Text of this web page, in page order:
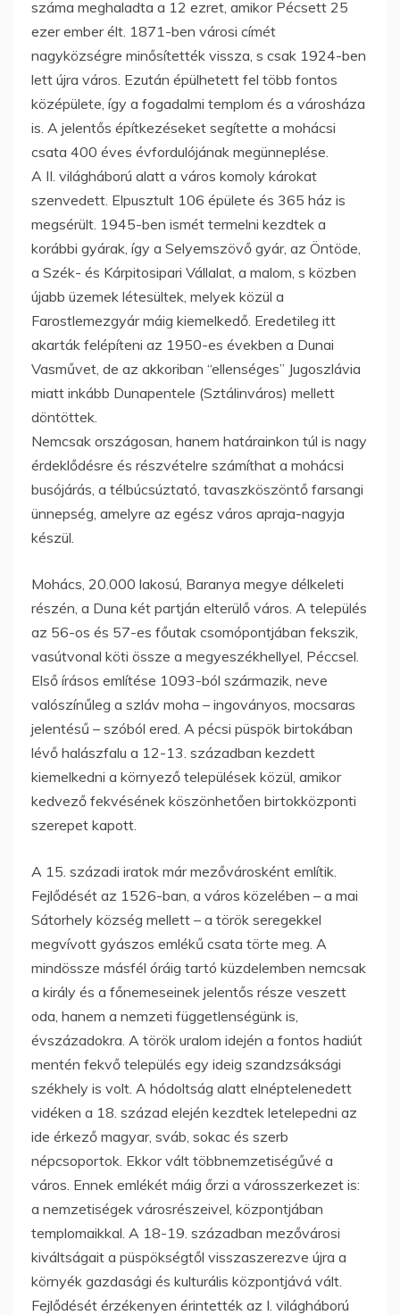
száma meghaladta a 12 ezret, amikor Pécsett 25
ezer ember élt. 1871-ben városi címét
nagyközségre minősítették vissza, s csak 1924-ben
lett újra város. Ezután épülhetett fel több fontos
középülete, így a fogadalmi templom és a városháza
is. A jelentős építkezéseket segítette a mohácsi
csata 400 éves évfordulójának megünneplése.
A II. világháború alatt a város komoly károkat
szenvedett. Elpusztult 106 épülete és 365 ház is
megsérült. 1945-ben ismét termelni kezdtek a
korábbi gyárak, így a Selyemszövő gyár, az Öntöde,
a Szék- és Kárpitosipari Vállalat, a malom, s közben
újabb üzemek létesültek, melyek közül a
Farostlemezgyár máig kiemelkedő. Eredetileg itt
akarták felépíteni az 1950-es években a Dunai
Vasművet, de az akkoriban “ellenséges” Jugoszlávia
miatt inkább Dunapentele (Sztálinváros) mellett
döntöttek.
Nemcsak országosan, hanem határainkon túl is nagy
érdeklődésre és részvételre számíthat a mohácsi
busójárás, a télbúcsúztató, tavaszköszöntő farsangi
ünnepség, amelyre az egész város apraja-nagyja
készül.
Mohács, 20.000 lakosú, Baranya megye délkeleti
részén, a Duna két partján elterülő város. A település
az 56-os és 57-es főutak csomópontjában fekszik,
vasútvonal köti össze a megyeszékhellyel, Péccsel.
Első írásos említése 1093-ból származik, neve
valószínűleg a szláv moha – ingoványos, mocsaras
jelentésű – szóból ered. A pécsi püspök birtokában
lévő halászfalu a 12-13. században kezdett
kiemelkedni a környező települések közül, amikor
kedvező fekvésének köszönhetően birtokközponti
szerepet kapott.
A 15. századi iratok már mezővárosként említik.
Fejlődését az 1526-ban, a város közelében – a mai
Sátorhely község mellett – a török seregekkel
megvívott gyászos emlékű csata törte meg. A
mindössze másfél óráig tartó küzdelemben nemcsak
a király és a főnemeseinek jelentős része veszett
oda, hanem a nemzeti függetlenségünk is,
évszázadokra. A török uralom idején a fontos hadiút
mentén fekvő település egy ideig szandzsáksági
székhely is volt. A hódoltság alatt elnéptelenedett
vidéken a 18. század elején kezdtek letelepedni az
ide érkező magyar, sváb, sokac és szerb
népcsoportok. Ekkor vált többnemzetiségűvé a
város. Ennek emlékét máig őrzi a városszerkezet is:
a nemzetiségek városrészeivel, központjában
templomaikkal. A 18-19. században mezővárosi
kiváltságait a püspökségtől visszaszerezve újra a
környék gazdasági és kulturális központjává vált.
Fejlődését érzékenyen érintették az I. világháború